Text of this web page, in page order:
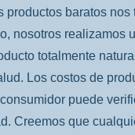
productos baratos
nosotros realizamos
totalmente
Los costos de
puede
Creemos que